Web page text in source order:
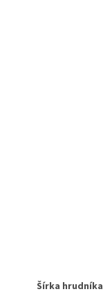
Šírka hrudníka